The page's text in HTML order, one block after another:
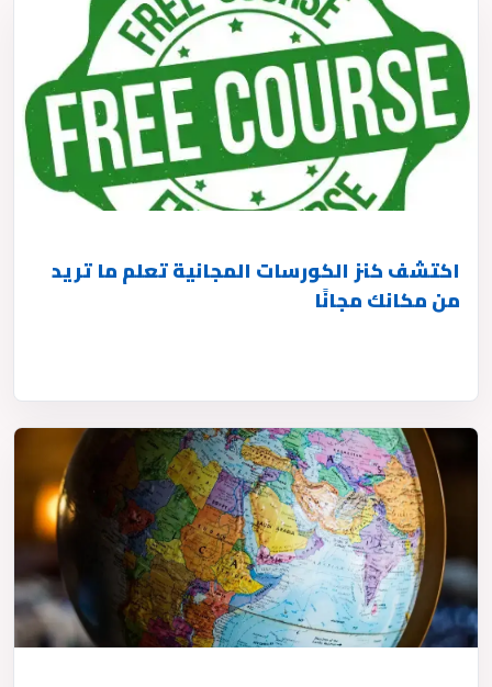
اكتشف كنز الكورسات المجانية تعلم ما تريد
من مكانك مجانًا